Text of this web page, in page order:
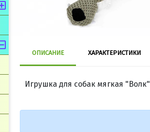
ОПИСАНИЕ ХАРАКТЕРИСТИКИ
Игрушка для собак мягкая "Волк"